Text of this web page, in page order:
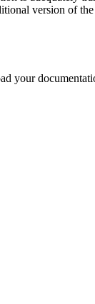
version of
your